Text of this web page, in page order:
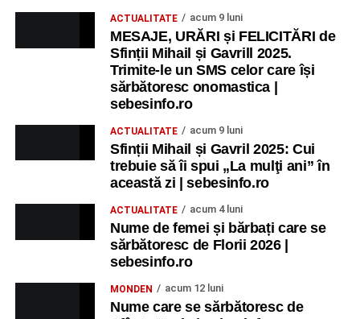
Evaluare Națională și Bacalaureat.
– Parcul Tineretului: Spectacol pentru copii și
Alexandra Pamfilie și Școala de muzică„DoReMi”
Ancuța Stănuș și grupul de folclor;
Trupa de Dansuri Săsești.
Ora 20.30– Parcul Tineretului: proiecția filmului pentru
„Străjerii Deltei”(România, 2021), film de familie și
ACTUALITATE acum 9 luni
MESAJE, URĂRI și FELICITĂRI de
Sfinții Mihail și Gavrill 2025.
Trimite-le un SMS celor care își
sărbătoresc onomastica |
sebesinfo.ro
ACTUALITATE acum 9 luni
Sfinții Mihail și Gavril 2025: Cui
trebuie să îi spui „La mulţi ani” în
această zi | sebesinfo.ro
ACTUALITATE acum 4 luni
Nume de femei și bărbați care se
sărbătoresc de Florii 2026 |
sebesinfo.ro
MONDEN acum 12 luni
Nume care se sărbătoresc de